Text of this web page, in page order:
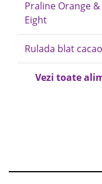
Praline Orange
Eight
Rulada blat
Vezi toate